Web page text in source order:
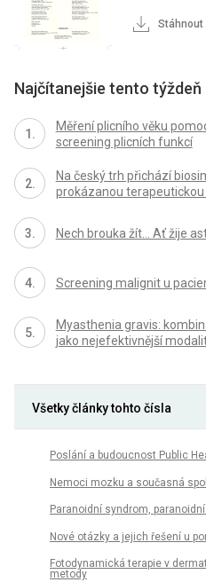
Stáhnout
Najčítanejšie tento týždeň
Měření plicního věku
screening plicních funkcí
Na český trh přichází
prokázanou terapeutickou
Nech brouka žít… Ať žije
Screening malignit u
Myasthenia gravis:
jako nejefektivnější
Všetky články tohto čísla
Poslání a budoucnost Public
Nemoci mozku a současná
Paranoidní syndrom,
Nové otázky a jejich řešení u
Fotodynamická terapie v
metody